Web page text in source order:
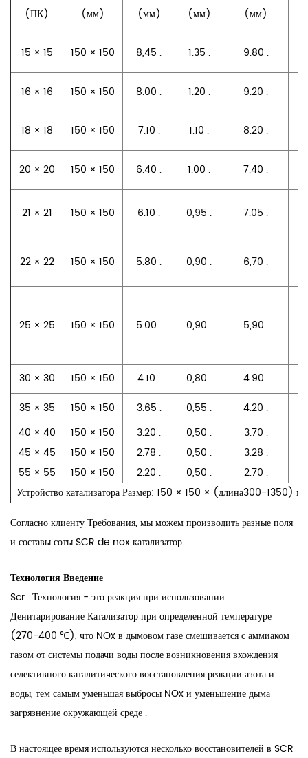
(ПК)
(мм)
(мм)
(мм)
(мм)
15 × 15 150 × 150 8,45 . 1.35 . 9.80 .
16 × 16 150 × 150 8.00 . 1.20 . 9.20 .
18 × 18 150 × 150 7.10 . 1.10 . 8.20 .
20 × 20 150 × 150 6.40 . 1.00 . 7.40 .
21 × 21 150 × 150 6.10 . 0,95 . 7.05 .
22 × 22 150 × 150 5.80 . 0,90 . 6,70 .
25 × 25 150 × 150 5.00 . 0,90 . 5,90 .
30 × 30 150 × 150 4.10 . 0,80 . 4.90 .
35 × 35
150 × 150 3.65 . 0,55 . 4.20 .
40 × 40
150 × 150 3.20 . 0,50 . 3.70 .
45 × 45
150 × 150 2.78 . 0,50 . 3.28 .
55 × 55
150 × 150 2.20 . 0,50 . 2.70 .
Устройство катализатора Размер: 150 × 150 × (длина300-1350)
Согласно клиенту Требования, мы можем производить разные поля
и составы соты SCR de nox катализатор.
Технология Введение
Scr . Технология - это реакция при использовании
Денитарирование Катализатор при определенной температуре
(270-400 ℃), что NOx в дымовом газе смешивается с аммиаком
газом от системы подачи воды после возникновения вхождения
селективного каталитического восстановления реакции азота и
воды, тем самым уменьшая выбросы NOx и уменьшение дыма
загрязнение окружающей среде .
В настоящее время используются несколько восстановителей в SCR